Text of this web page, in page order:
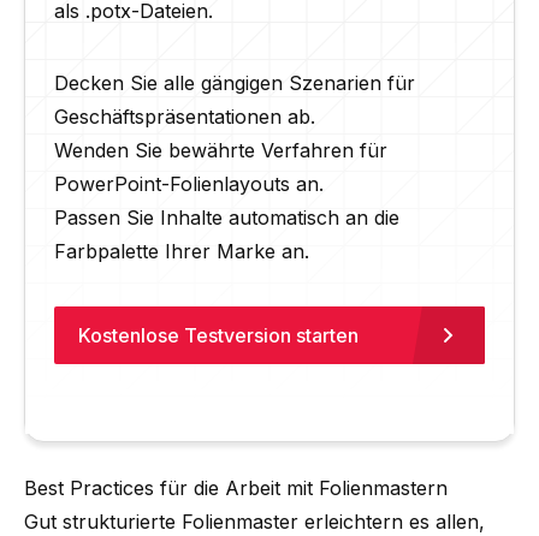
als .potx-Dateien.
Decken Sie alle gängigen Szenarien für
Geschäftspräsentationen ab.
Wenden Sie bewährte Verfahren für
PowerPoint-Folienlayouts an.
Passen Sie Inhalte automatisch an die
Farbpalette Ihrer Marke an.
Kostenlose Testversion starten
Best Practices für die Arbeit mit Folienmastern
Gut strukturierte Folienmaster erleichtern es allen,